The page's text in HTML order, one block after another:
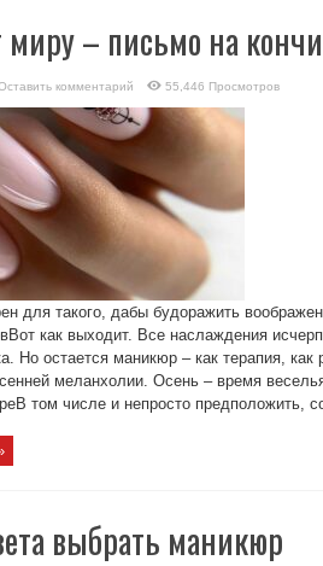
– письмо на
комментарий 55,446 Просмотров
для такого, дабы будоражить
как выходит. Все наслаждения
Но остается маникюр – как терапия, как
меланхолии. Осень – время
том числе и непросто предположить,
выбрать маникюр